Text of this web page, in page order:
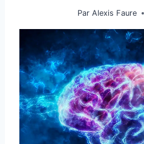
Par Alexis Faure